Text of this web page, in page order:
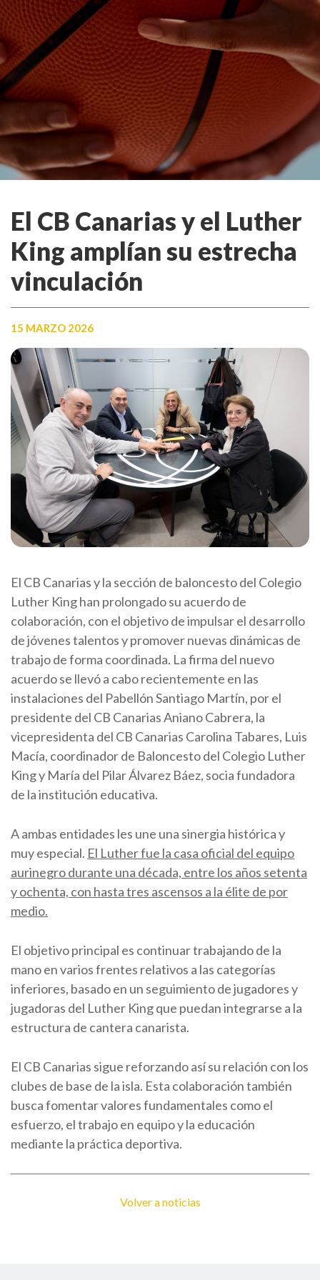
El CB Canarias y el Luther
King amplían su estrecha
vinculación
15 MARZO 2026
El CB Canarias y la sección de baloncesto del Colegio
Luther King han prolongado su acuerdo de
colaboración, con el objetivo de impulsar el desarrollo
de jóvenes talentos y promover nuevas dinámicas de
trabajo de forma coordinada. La firma del nuevo
acuerdo se llevó a cabo recientemente en las
instalaciones del Pabellón Santiago Martín, por el
presidente del CB Canarias Aniano Cabrera, la
vicepresidenta del CB Canarias Carolina Tabares, Luis
Macía, coordinador de Baloncesto del Colegio Luther
King y María del Pilar Álvarez Báez, socia fundadora
de la institución educativa.
A ambas entidades les une una sinergia histórica y
muy especial. El Luther fue la casa oficial del equipo
aurinegro durante una década, entre los años setenta
y ochenta, con hasta tres ascensos a la élite de por
medio.
El objetivo principal es continuar trabajando de la
mano en varios frentes relativos a las categorías
inferiores, basado en un seguimiento de jugadores y
jugadoras del Luther King que puedan integrarse a la
estructura de cantera canarista.
El CB Canarias sigue reforzando así su relación con los
clubes de base de la isla. Esta colaboración también
busca fomentar valores fundamentales como el
esfuerzo, el trabajo en equipo y la educación
mediante la práctica deportiva.
Volver a noticias